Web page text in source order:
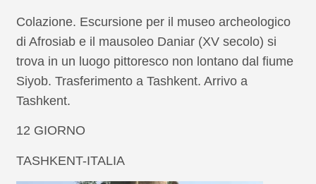
Colazione. Escursione per il museo archeologico
di Afrosiab e il mausoleo Daniar (XV secolo) si
trova in un luogo pittoresco non lontano dal fiume
Siyob. Trasferimento a Tashkent. Arrivo a
Tashkent.
12 GIORNO
TASHKENT-ITALIA